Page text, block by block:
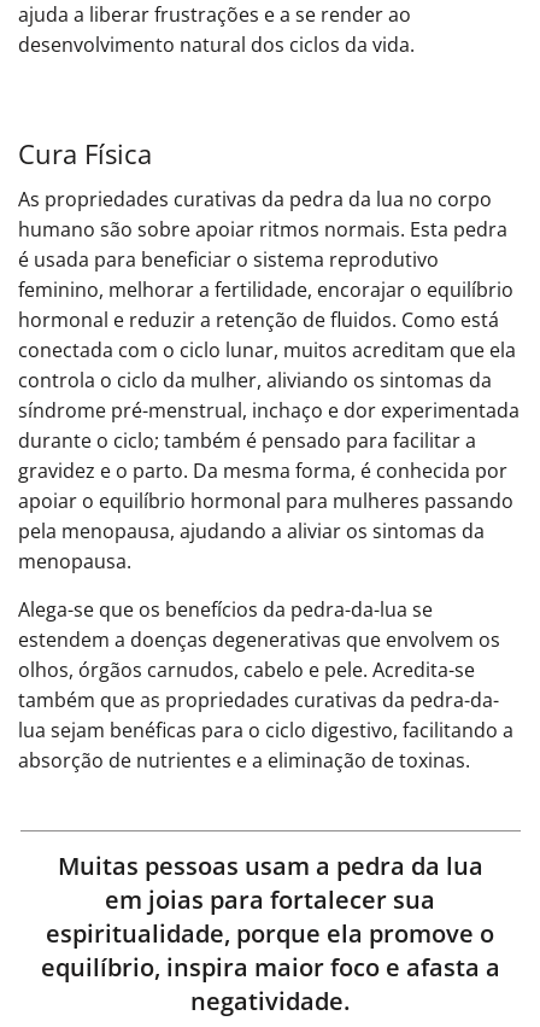
ajuda a liberar frustrações e a se render ao
desenvolvimento natural dos ciclos da vida.
Cura Física
As propriedades curativas da pedra da lua no corpo
humano são sobre apoiar ritmos normais. Esta pedra
é usada para beneficiar o sistema reprodutivo
feminino, melhorar a fertilidade, encorajar o equilíbrio
hormonal e reduzir a retenção de fluidos. Como está
conectada com o ciclo lunar, muitos acreditam que ela
controla o ciclo da mulher, aliviando os sintomas da
síndrome pré-menstrual, inchaço e dor experimentada
durante o ciclo; também é pensado para facilitar a
gravidez e o parto. Da mesma forma, é conhecida por
apoiar o equilíbrio hormonal para mulheres passando
pela menopausa, ajudando a aliviar os sintomas da
menopausa.
Alega-se que os benefícios da pedra-da-lua se
estendem a doenças degenerativas que envolvem os
olhos, órgãos carnudos, cabelo e pele. Acredita-se
também que as propriedades curativas da pedra-da-
lua sejam benéficas para o ciclo digestivo, facilitando a
absorção de nutrientes e a eliminação de toxinas.
Muitas pessoas usam a pedra da lua
em joias para fortalecer sua
espiritualidade, porque ela promove o
equilíbrio, inspira maior foco e afasta a
negatividade.